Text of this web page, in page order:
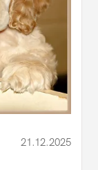
21.12.2025